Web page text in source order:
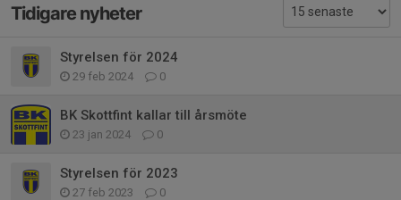
Tidigare nyheter
Styrelsen för 2024
29 feb 2024 0
BK Skottfint kallar till årsmöte
23 jan 2024 0
Styrelsen för 2023
27 feb 2023 0